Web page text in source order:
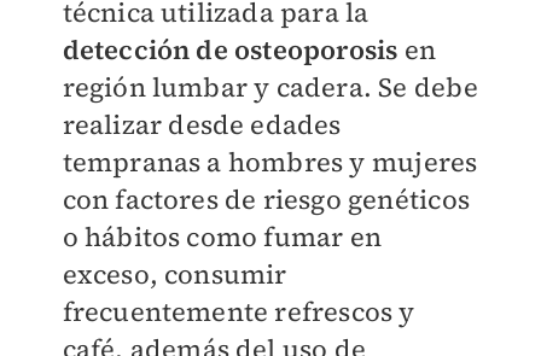
técnica utilizada para la
detección de osteoporosis en
región lumbar y cadera. Se debe
realizar desde edades
tempranas a hombres y mujeres
con factores de riesgo genéticos
o hábitos como fumar en
exceso, consumir
frecuentemente refrescos y